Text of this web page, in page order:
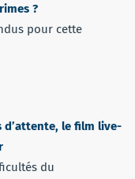
?
pour cette
d’attente, le film live-
du